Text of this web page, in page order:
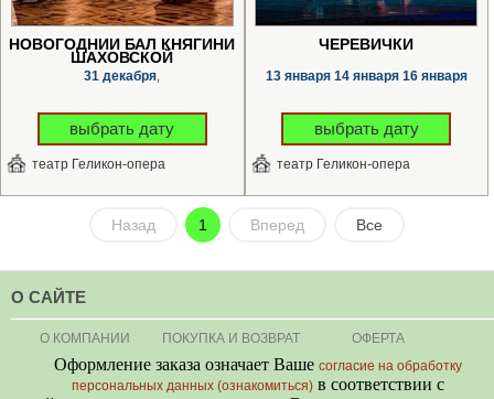
НОВОГОДНИЙ БАЛ КНЯГИНИ
ШАХОВСКОЙ
31 декабря
выбрать дату
театр Геликон-опера
ЧЕРЕВИЧКИ
13 января 14 января 16 января
выбрать дату
театр Геликон-опера
Назад 1 Вперед Все
О САЙТЕ
О КОМПАНИИ ПОКУПКА И ВОЗВРАТ ОФЕРТА
Оформление заказа означает Ваше согласие на обработку
персональных данных (ознакомиться) в соответствии с